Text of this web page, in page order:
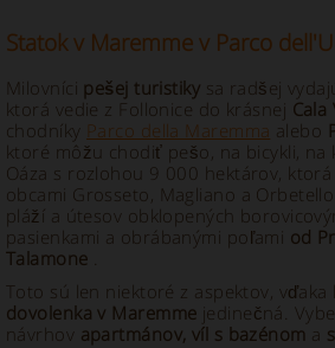
Statok v Maremme v Parco
Milovníci pešej turistiky sa radšej
ktorá vedie z Follonice do krásnej Cala
chodníky Parco della Maremma alebo
ktoré môžu chodiť pešo, na bicykli, na
Oáza s rozlohou 9 000 hektárov,
obcami Grosseto, Magliano a
pláží a útesov obklopených
pasienkami a obrábanými poľami od
Talamone .
Toto sú len niektoré z aspektov,
dovolenka v Maremme jedinečná.
návrhov apartmánov, víl s bazénom a